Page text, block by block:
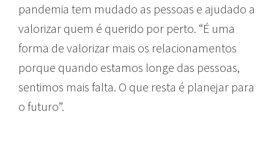
pandemia tem mudado as pessoas e ajudado a
valorizar quem é querido por perto. “É uma
forma de valorizar mais os relacionamentos
porque quando estamos longe das pessoas,
sentimos mais falta. O que resta é planejar para
o futuro”.